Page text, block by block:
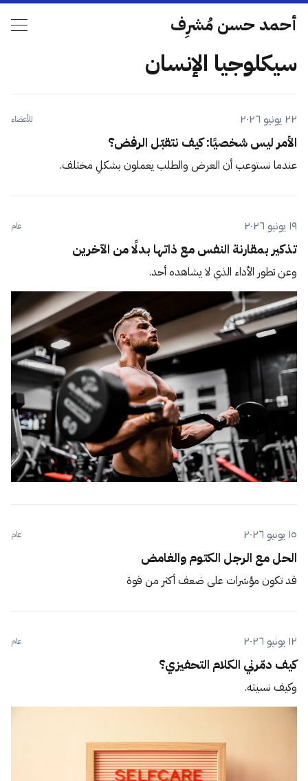
أحمد حسن مُشرِف
سيكلوجيا الإنسان
٢٢ يونيو ٢٠٢٦ للأعضاء
الأمر ليس شخصيًا: كيف نتقبّل الرفض؟
عندما نستوعب أن العرض والطلب يعملون بشكلٍ مختلف.
١٩ يونيو ٢٠٢٦ عام
تذكير بمقارنة النفس مع ذاتها بدلًا من الآخرين
وعن تطور الأداء الذي لا يشاهده أحد.
١٥ يونيو ٢٠٢٦ عام
الحل مع الرجل الكتوم والغامض
قد تكون مؤشرات على ضعف أكثر من قوة
١٢ يونيو ٢٠٢٦ عام
كيف دمّرني الكلام التحفيزي؟
وكيف نسيته.